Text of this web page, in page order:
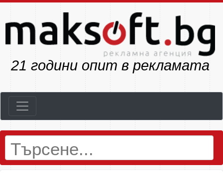
23 години опит в рекламата